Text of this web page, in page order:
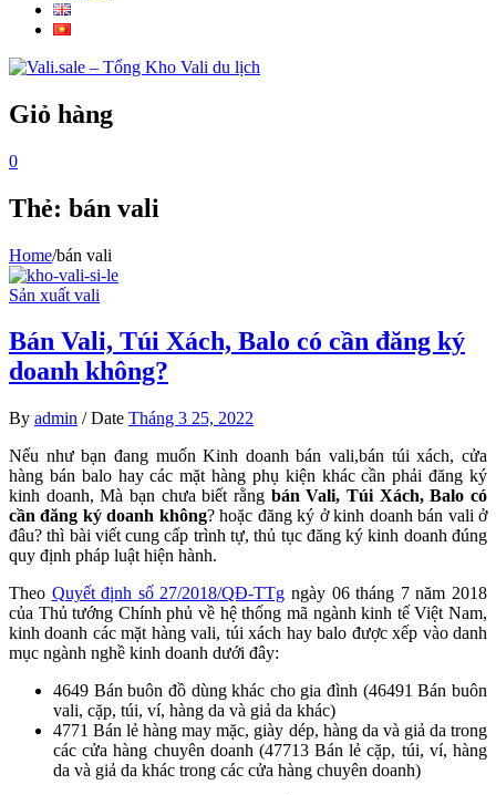
Giỏ hàng
0
Thẻ: bán vali
Home/bán vali
Sản xuất vali
Bán Vali, Túi Xách, Balo có cần đăng ký
doanh không?
By admin / Date Tháng 3 25, 2022
Nếu như bạn đang muốn Kinh doanh bán vali,bán túi xách, cửa
hàng bán balo hay các mặt hàng phụ kiện khác cần phải đăng ký
kinh doanh, Mà bạn chưa biết rằng bán Vali, Túi Xách, Balo có
cần đăng ký doanh không? hoặc đăng ký ở kinh doanh bán vali ở
đâu? thì bài viết cung cấp trình tự, thủ tục đăng ký kinh doanh đúng
quy định pháp luật hiện hành.
Theo Quyết định số 27/2018/QĐ-TTg ngày 06 tháng 7 năm 2018
của Thủ tướng Chính phủ về hệ thống mã ngành kinh tế Việt Nam,
kinh doanh các mặt hàng vali, túi xách hay balo được xếp vào danh
mục ngành nghề kinh doanh dưới đây:
4649 Bán buôn đồ dùng khác cho gia đình (46491 Bán buôn
vali, cặp, túi, ví, hàng da và giả da khác)
4771 Bán lẻ hàng may mặc, giày dép, hàng da và giả da trong
các cửa hàng chuyên doanh (47713 Bán lẻ cặp, túi, ví, hàng
da và giả da khác trong các cửa hàng chuyên doanh)